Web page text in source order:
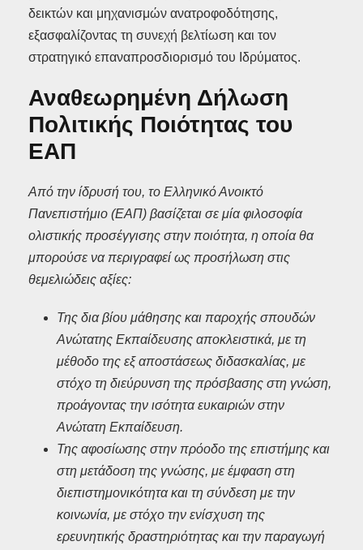
δεικτών και μηχανισμών ανατροφοδότησης,
εξασφαλίζοντας τη συνεχή βελτίωση και τον
στρατηγικό επαναπροσδιορισμό του Ιδρύματος.
Αναθεωρημένη Δήλωση
Πολιτικής Ποιότητας του
ΕΑΠ
Από την ίδρυσή του, το Ελληνικό Ανοικτό
Πανεπιστήμιο (ΕΑΠ) βασίζεται σε μία φιλοσοφία
ολιστικής προσέγγισης στην ποιότητα, η οποία θα
μπορούσε να περιγραφεί ως προσήλωση στις
θεμελιώδεις αξίες:
Της δια βίου μάθησης και παροχής σπουδών
Ανώτατης Εκπαίδευσης αποκλειστικά, με τη
μέθοδο της εξ αποστάσεως διδασκαλίας, με
στόχο τη διεύρυνση της πρόσβασης στη γνώση,
προάγοντας την ισότητα ευκαιριών στην
Ανώτατη Εκπαίδευση.
Της αφοσίωσης στην πρόοδο της επιστήμης και
στη μετάδοση της γνώσης, με έμφαση στη
διεπιστημονικότητα και τη σύνδεση με την
κοινωνία, με στόχο την ενίσχυση της
ερευνητικής δραστηριότητας και την παραγωγή